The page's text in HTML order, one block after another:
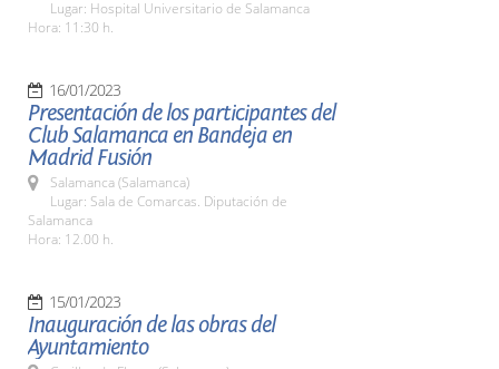
Lugar: Hospital Universitario de Salamanca
Hora: 11:30 h.
16/01/2023
Presentación de los participantes del
Club Salamanca en Bandeja en
Madrid Fusión
Salamanca (Salamanca)
Lugar: Sala de Comarcas. Diputación de
Salamanca
Hora: 12.00 h.
15/01/2023
Inauguración de las obras del
Ayuntamiento